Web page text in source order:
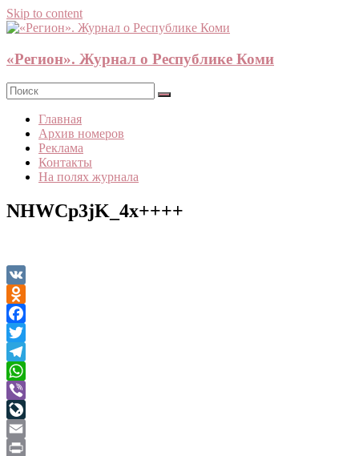
Skip to content
«Регион». Журнал о Республике Коми
Главная
Архив номеров
Реклама
Контакты
На полях журнала
NHWCp3jK_4x++++
VK
Odnoklassniki
Facebook
Twitter
Telegram
WhatsApp
Viber
LiveJournal
Email